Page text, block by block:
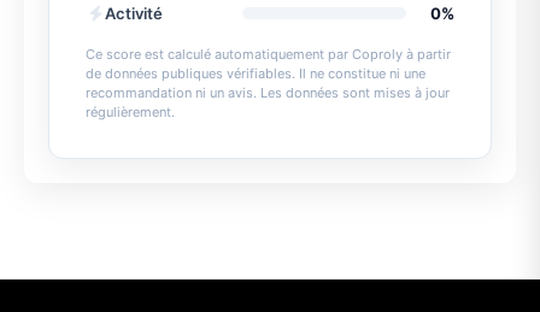
Activité
0%
Ce score est calculé automatiquement par Coproly à partir
de données publiques vérifiables. Il ne constitue ni une
recommandation ni un avis. Les données sont mises à jour
régulièrement.